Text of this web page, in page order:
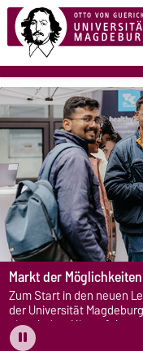
Markt der
Zum Start in den neuen
der Universität
eingeladen. Hier